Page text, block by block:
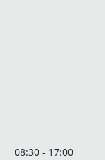
08:30 - 17:00